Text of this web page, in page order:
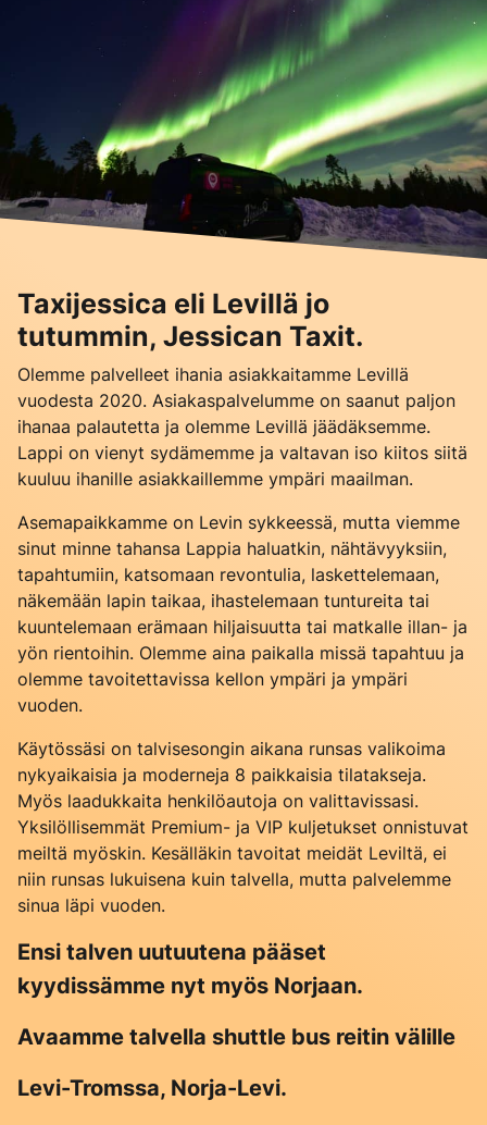
Taxijessica eli Levillä jo
tutummin, Jessican Taxit.
Olemme palvelleet ihania asiakkaitamme Levillä
vuodesta 2020. Asiakaspalvelumme on saanut paljon
ihanaa palautetta ja olemme Levillä jäädäksemme.
Lappi on vienyt sydämemme ja valtavan iso kiitos siitä
kuuluu ihanille asiakkaillemme ympäri maailman.
Asemapaikkamme on Levin sykkeessä, mutta viemme
sinut minne tahansa Lappia haluatkin, nähtävyyksiin,
tapahtumiin, katsomaan revontulia, laskettelemaan,
näkemään lapin taikaa, ihastelemaan tuntureita tai
kuuntelemaan erämaan hiljaisuutta tai matkalle illan- ja
yön rientoihin. Olemme aina paikalla missä tapahtuu ja
olemme tavoitettavissa kellon ympäri ja ympäri
vuoden.
Käytössäsi on talvisesongin aikana runsas valikoima
nykyaikaisia ja moderneja 8 paikkaisia tilatakseja.
Myös laadukkaita henkilöautoja on valittavissasi.
Yksilöllisemmät Premium- ja VIP kuljetukset onnistuvat
meiltä myöskin. Kesälläkin tavoitat meidät Leviltä, ei
niin runsas lukuisena kuin talvella, mutta palvelemme
sinua läpi vuoden.
Ensi talven uutuutena pääset
kyydissämme nyt myös Norjaan.
Avaamme talvella shuttle bus reitin välille
Levi-Tromssa, Norja-Levi.